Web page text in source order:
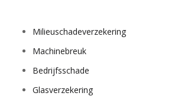
Milieuschadeverzekering
Machinebreuk
Bedrijfsschade
Glasverzekering